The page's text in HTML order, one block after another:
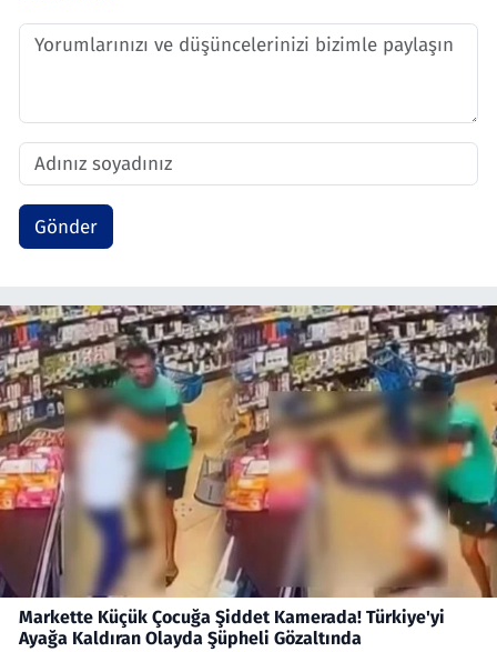
Gönder
Markette Küçük Çocuğa Şiddet Kamerada! Türkiye'yi
Ayağa Kaldıran Olayda Şüpheli Gözaltında